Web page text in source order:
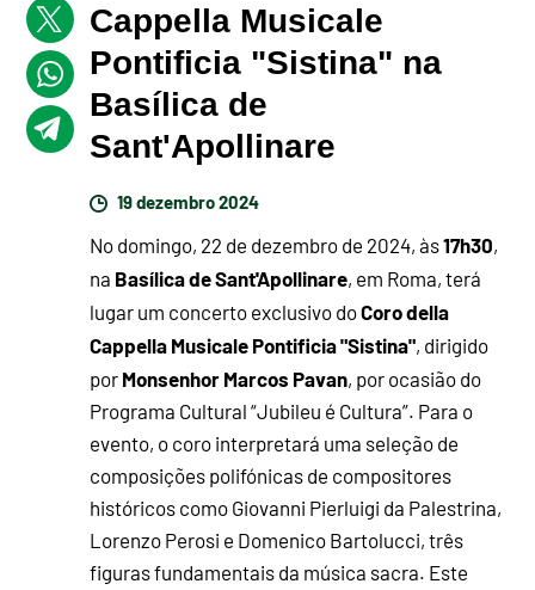
Cappella Musicale
Pontificia "Sistina" na
Basílica de
Sant'Apollinare
19 dezembro 2024
No domingo, 22 de dezembro de 2024, às17h30,
na Basílica de Sant'Apollinare, em Roma, terá
lugar um concerto exclusivo doCoro della
Cappella Musicale Pontificia "Sistina", dirigido
porMonsenhor Marcos Pavan, por ocasião do
Programa Cultural “Jubileu é Cultura”. Para o
evento, o coro interpretará uma seleção de
composições polifónicas de compositores
históricos como Giovanni Pierluigi da Palestrina,
Lorenzo Perosi e Domenico Bartolucci, três
figuras fundamentais da música sacra. Este